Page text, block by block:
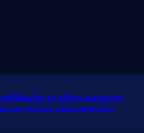
za elitna evropska
bonus dobrodošlice!